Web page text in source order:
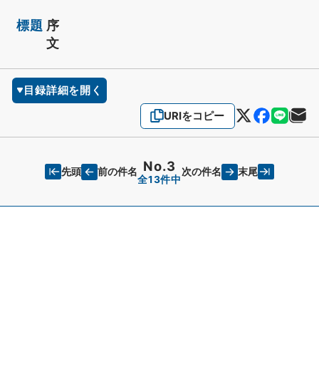
標題 序
文
目録詳細を開く
URIをコピー
先頭 前の件名 No.3
全13件中
次の件名 末尾